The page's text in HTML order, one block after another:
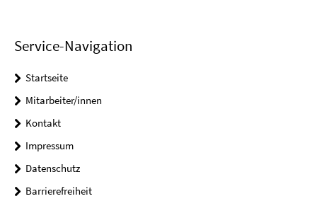
Service-Navigation
Startseite
Mitarbeiter/innen
Kontakt
Impressum
Datenschutz
Barrierefreiheit